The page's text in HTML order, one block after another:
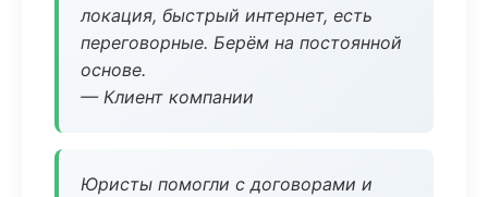
локация, быстрый интернет, есть
переговорные. Берём на постоянной
основе.
— Клиент компании
Юристы помогли с договорами и